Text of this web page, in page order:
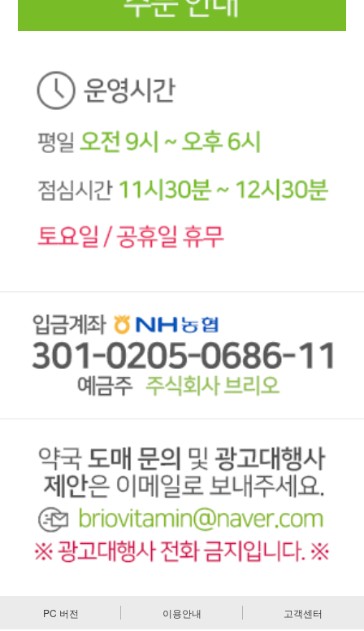
PC 버전 이용안내 고객센터